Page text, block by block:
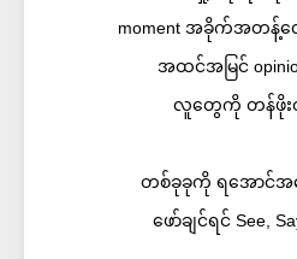
moment အခိုက်အတန့်
အထင်အမြင်
လူတွေကို တန်ဖိုးထ
တစ်ခုခုကို ရအောင်
ဖော်ချင်ရင် See,